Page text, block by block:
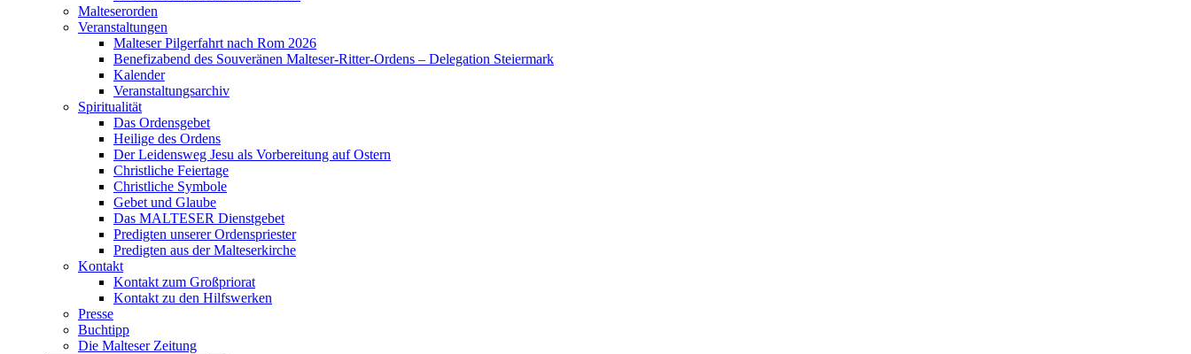
Malteserorden
Veranstaltungen
Malteser Pilgerfahrt nach Rom 2026
Benefizabend des Souveränen Malteser-Ritter-Ordens – Delegation Steiermark
Kalender
Veranstaltungsarchiv
Spiritualität
Das Ordensgebet
Heilige des Ordens
Der Leidensweg Jesu als Vorbereitung auf Ostern
Christliche Feiertage
Christliche Symbole
Gebet und Glaube
Das MALTESER Dienstgebet
Predigten unserer Ordenspriester
Predigten aus der Malteserkirche
Kontakt
Kontakt zum Großpriorat
Kontakt zu den Hilfswerken
Presse
Buchtipp
Die Malteser Zeitung